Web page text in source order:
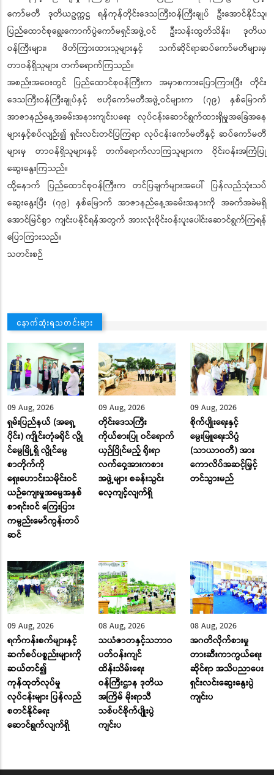
ကော်မတီ ဒုတိယဥက္ကဋ္ဌ ရန်ကုန်တိုင်းဒေသကြီးဝန်ကြီးချုပ် ဦးအောင်နိုင်သူ၊
ပြည်ထောင်စုရွေးကောက်ပွဲကော်မရှင်အဖွဲ့ဝင် ဦးသန်းထွတ်သိန်း၊ ဒုတိယ
ဝန်ကြီးများ၊ ဖိတ်ကြားထားသူများနှင့် သက်ဆိုင်ရာဆပ်ကော်မတီများမှ
တာဝန်ရှိသူများ တက်ရောက်ကြသည်။
အစည်းအဝေးတွင် ပြည်ထောင်စုဝန်ကြီးက အမှာစကားပြောကြားပြီး တိုင်း
ဒေသကြီးဝန်ကြီးချုပ်နှင့် ဗဟိုကော်မတီအဖွဲ့ဝင်များက (၇၉) နှစ်မြောက်
အာဇာနည်နေ့အခမ်းအနားကျင်းပရေး လုပ်ငန်းဆောင်ရွက်ထားရှိမှုအခြေအနေ
များနှင့်စပ်လျဉ်း၍ ရှင်းလင်းတင်ပြကြရာ လုပ်ငန်းကော်မတီနှင့် ဆပ်ကော်မတီ
များမှ တာဝန်ရှိသူများနှင့် တက်ရောက်လာကြသူများက ဝိုင်းဝန်းအကြံပြု
ဆွေးနွေးကြသည်။
ထို့နောက် ပြည်ထောင်စုဝန်ကြီးက တင်ပြချက်များအပေါ် ပြန်လည်သုံးသပ်
ဆွေးနွေးပြီး (၇၉) နှစ်မြောက် အာဇာနည်နေ့အခမ်းအနားကို အခက်အခဲမရှိ
အောင်မြင်စွာ ကျင်းပနိုင်ရန်အတွက် အားလုံးဝိုင်းဝန်းပူးပေါင်းဆောင်ရွက်ကြရန်
ပြောကြားသည်။
သတင်းစဉ်
နောက်ဆုံးရသတင်းများ
09 Aug, 2026
ရှမ်းပြည်နယ် (အရှေ့
ပိုင်း) ကျိုင်းတုံခရိုင် လွို
င်မွေမြို့ရှိ လွိုင်မွေ
စာတိုက်ကို
ရှေးဟောင်းသမိုင်းဝင်
ယဉ်ကျေးမှုအမွေအနှစ်
စာရင်းဝင် ကြေးပြား
ကမ္ပည်းမော်ကွန်းတပ်
ဆင်
09 Aug, 2026
တိုင်းဒေသကြီး
ကိုယ်စားပြု ဝင်ရောက်
ယှဉ်ပြိုင်မည့် ရိုးရာ
လက်ဝှေ့အားကစား
အဖွဲ့များ စခန်းသွင်း
လေ့ကျင့်လျက်ရှိ
09 Aug, 2026
စိုက်ပျိုးရေးနှင့်
မွေးမြူရေးသိပ္ပံ
(သာယာဝတီ) အား
ကောလိပ်အဆင့်မြှင့်
တင်သွားမည်
09 Aug, 2026
ရက်ကန်းစက်များနှင့်
ဆက်စပ်ပစ္စည်းများကို
ဆယ်တင်၍
ကုန်ထုတ်လုပ်မှု
လုပ်ငန်းများ ပြန်လည်
စတင်နိုင်ရေး
ဆောင်ရွက်လျက်ရှိ
08 Aug, 2026
သယံဇာတနှင့်သဘာဝ
ပတ်ဝန်းကျင်
ထိန်းသိမ်းရေး
ဝန်ကြီးဌာန ဒုတိယ
အကြိမ် မိုးရာသီ
သစ်ပင်စိုက်ပျိုးပွဲ
ကျင်းပ
08 Aug, 2026
အဂတိလိုက်စားမှု
တားဆီးကာကွယ်ရေး
ဆိုင်ရာ အသိပညာပေး
ရှင်းလင်းဆွေးနွေးပွဲ
ကျင်းပ